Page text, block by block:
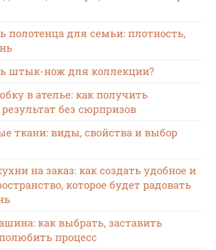
полотенца для семьи: плотность,
штык-нож для коллекции?
в ателье: как получить
без сюрпризов
ткани: виды, свойства и выбор
на заказ: как создать удобное и
которое будет радовать
как выбрать, заставить
процесс